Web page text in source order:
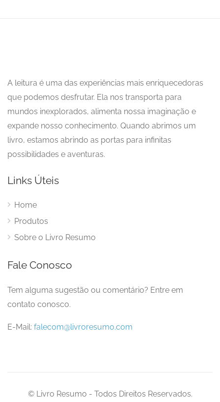
A leitura é uma das experiências mais enriquecedoras
que podemos desfrutar. Ela nos transporta para
mundos inexplorados, alimenta nossa imaginação e
expande nosso conhecimento. Quando abrimos um
livro, estamos abrindo as portas para infinitas
possibilidades e aventuras.
Links Úteis
Home
Produtos
Sobre o Livro Resumo
Fale Conosco
Tem alguma sugestão ou comentário? Entre em
contato conosco.
E-Mail: falecom@livroresumo.com
© Livro Resumo - Todos Direitos Reservados.